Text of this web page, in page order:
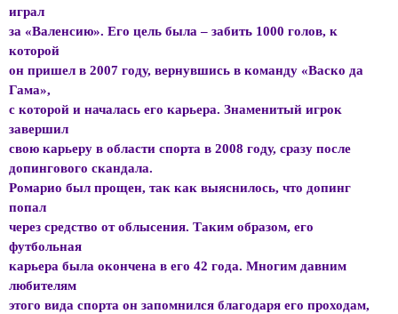
играл
за «Валенсию». Его цель была – забить 1000 голов, к
которой
он пришел в 2007 году, вернувшись в команду «Васко да
Гама»,
с которой и началась его карьера. Знаменитый игрок
завершил
свою карьеру в области спорта в 2008 году, сразу после
допингового скандала.
Ромарио был прощен, так как выяснилось, что допинг
попал
через средство от облысения. Таким образом, его
футбольная
карьера была окончена в его 42 года. Многим давним
любителям
этого вида спорта он запомнился благодаря его проходам,